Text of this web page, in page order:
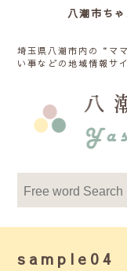
八潮市ち
埼玉県八潮市内の“マ
い事などの地域情報サ
sample04